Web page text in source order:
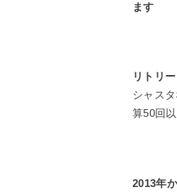
ます
リトリ
シャス
算50回
2013年